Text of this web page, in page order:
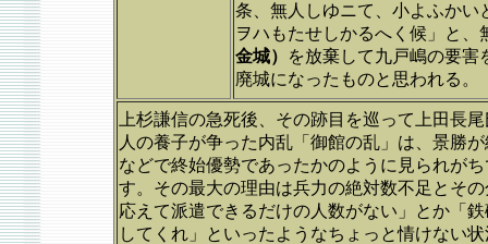
条、無人しゆニて、小よふかい
ヲハもたせしかるへく候」と
金城）
を放棄して九戸嶋の要害
廃城になったものと思われる。
上杉謙信の急死後、その跡目を巡って上田長
人の養子が争った内乱「御館の乱」は、景勝
などで終始優勢であったかのように見られが
す。その最大の理由は兵力の絶対数不足とそ
応えて派遣できるだけの人数がない」とか「
してくれ」といったようなちょっと情けない